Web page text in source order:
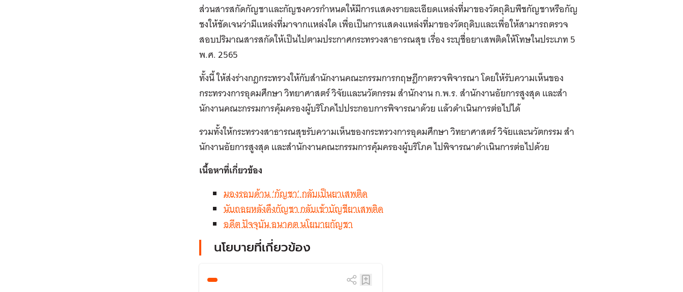
ส่วนสารสกัดกัญชาและกัญชงควรกําหนดให้มีการแสดงรายละเอียดแหล่งที่มาของวัตถุดิบพืชกัญชาหรือกัญ
ชงให้ชัดเจนว่ามีแหล่งที่มาจากแหล่งใด เพื่อเป็นการแสดงแหล่งที่มาของวัตถุดิบและเพื่อให้สามารถตรวจ
สอบปริมาณสารสกัดให้เป็นไปตามประกาศกระทรวงสาธารณสุข เรื่อง ระบุชื่อยาเสพติดให้โทษในประเภท 5
พ.ศ. 2565
ทั้งนี้ ให้ส่งร่างกฎกระทรวงให้กับสํานักงานคณะกรรมการกฤษฎีกาตรวจพิจารณา โดยให้รับความเห็นของ
กระทรวงการอุดมศึกษา วิทยาศาสตร์ วิจัยและนวัตกรรม สํานักงาน ก.พ.ร. สํานักงานอัยการสูงสุด และสํา
นักงานคณะกรรมการคุ้มครองผู้บริโภคไปประกอบการพิจารณาด้วย แล้วดําเนินการต่อไปได้
รวมทั้งให้กระทรวงสาธารณสุขรับความเห็นของกระทรวงการอุดมศึกษา วิทยาศาสตร์ วิจัยและนวัตกรรม สํา
นักงานอัยการสูงสุด และสํานักงานคณะกรรมการคุ้มครองผู้บริโภค ไปพิจารณาดําเนินการต่อไปด้วย
เนื้อหาที่เกี่ยวข้อง
มองรอบด้าน ‘กัญชา’ กลับเป็นยาเสพติด
นับถอยหลังดึงกัญชา กลับเข้าบัญชียาเสพติด
อดีต ปัจจุบัน อนาคต นโยบายกัญชา
นโยบายที่เกี่ยวข้อง